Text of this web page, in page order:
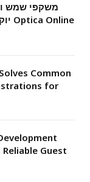
משקפי שמש
יוקרה וביטחון בסגנון עם Optica Online
Common
for
Guest